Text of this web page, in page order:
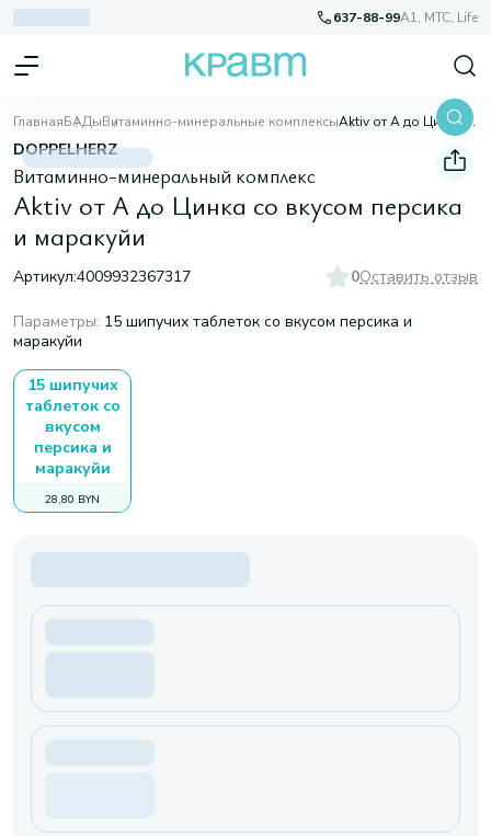
637-88-99A1, МТС, Life
ГлавнаяБАДыВитаминно-минеральные комплексы Aktiv от А до Цинка со вкусом персика и маракуйи
DOPPELHERZ
Витаминно-минеральный комплекс
Aktiv от А до Цинка со вкусом персика
и маракуйи
Артикул:4009932367317 0Оставить отзыв
Параметры: 15 шипучих таблеток со вкусом персика и
маракуйи
15 шипучих
таблеток со
вкусом
персика и
маракуйи
28,80 BYN